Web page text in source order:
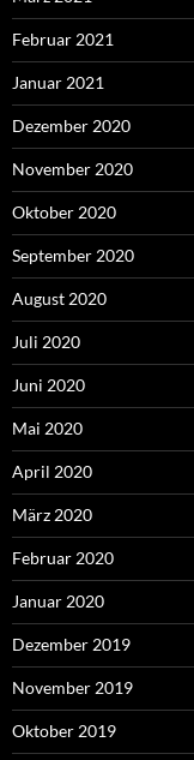
Februar 2021
Januar 2021
Dezember 2020
November 2020
Oktober 2020
September 2020
August 2020
Juli 2020
Juni 2020
Mai 2020
April 2020
März 2020
Februar 2020
Januar 2020
Dezember 2019
November 2019
Oktober 2019